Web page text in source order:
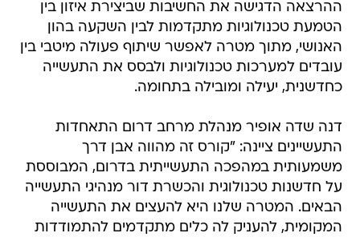
ההרצאה הדגישה את החשיבות שביצירת איזון בין
הטמעת טכנולוגיות מתקדמות לבין השקעה בהון
האנושי, מתוך מטרה לאפשר שיתוף פעולה מיטבי בין
עובדים למערכות טכנולוגיות ולבסס את התעשייה
כחדשנית, יעילה ומובילה בתחומה.
דנה שדה אופיר מנהלת מרחב דרום התאחדות
התעשיינים ציינה: "קורס זה מהווה אבן דרך
משמעותית במהפכה התעשייתית בדרום, המבוססת
על חדשנות טכנולוגית והכשרת דור מנהיגי התעשייה
הבאים. המטרה שלנו היא להעצים את התעשייה
המקומית, להעניק לה כלים מתקדמים להתמודדות